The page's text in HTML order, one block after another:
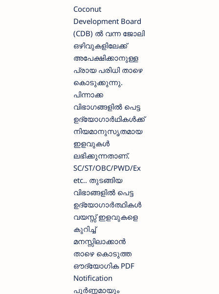
Coconut
Development Board
(CDB) ല്‍ വന്ന ജോലി
ഒഴിവുകളിലേക്ക്
അപേക്ഷിക്കാനുള്ള
പ്രായ പരിധി താഴെ
കൊടുക്കുന്നു.
പിന്നാക്ക
വിഭാഗങ്ങളില്‍ പെട്ട
ഉദ്യോഗാര്‍ഥികള്‍ക്ക്
നിയമാനുസൃതമായ
ഇളവുകള്‍
ലഭിക്കുന്നതാണ്.
SC/ST/OBC/PWD/Ex
etc.. തുടങ്ങിയ
വിഭാങ്ങളില്‍ പെട്ട
ഉദ്യോഗാര്‍ത്ഥികള്‍
വയസ്സ് ഇളവുകളെ
കുറിച്ച്
മനസ്സിലാക്കാന്‍ ‍
താഴെ കൊടുത്ത
ഔദ്യോഗിക PDF
Notification
പൂര്‍ണ്ണമായും